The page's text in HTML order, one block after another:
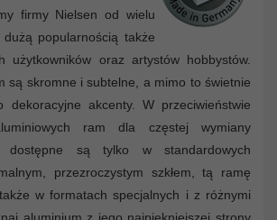
firmy Nielsen od wielu
popularnością także
użytkowników oraz artystów hobbystów.
są skromne i subtelne, a mimo to świetnie
dekoracyjne akcenty. W przeciwieństwie
ram dla częstej wymiany
dostępne są tylko w standardowych
przezroczystym szkłem, tą ramę
w formatach specjalnych i z różnymi